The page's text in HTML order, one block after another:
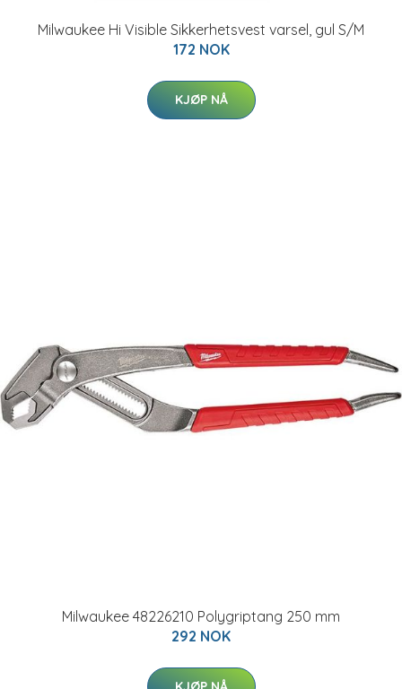
Milwaukee Hi Visible Sikkerhetsvest varsel, gul S/M
172 NOK
KJØP NÅ
Milwaukee 48226210 Polygriptang 250 mm
292 NOK